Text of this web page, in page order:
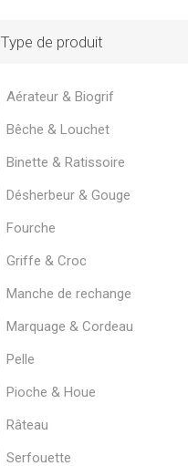
Type de produit
Aérateur & Biogrif
Bêche & Louchet
Binette & Ratissoire
Désherbeur & Gouge
Fourche
Griffe & Croc
Manche de rechange
Marquage & Cordeau
Pelle
Pioche & Houe
Râteau
Serfouette